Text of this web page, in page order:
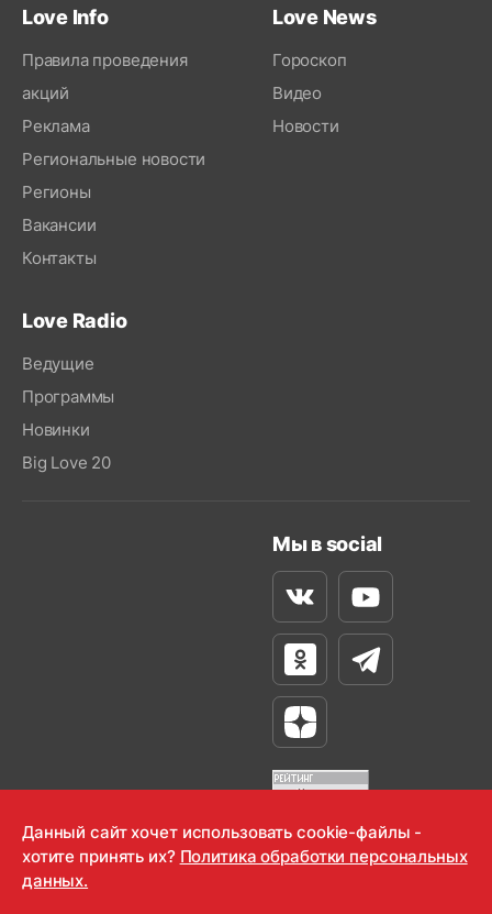
Love Info
Правила проведения
акций
Реклама
Региональные новости
Регионы
Вакансии
Контакты
Love News
Гороскоп
Видео
Новости
Love Radio
Ведущие
Программы
Новинки
Big Love 20
Мы в social
ВконтактеYoutube
Одноклассники
Телеграм
Яндекс Дзен
OOO "Радио-Любовь" 2000-2026
Данный сайт хочет использовать cookie-файлы -
хотите принять их? Политика обработки персональных
данных.